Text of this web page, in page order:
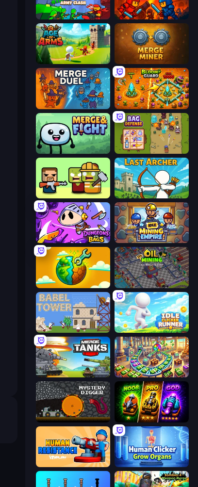
Epic Army Clash Throne Tactics
Age Of Arms Merge Miner
MergeDuel.io BloomGuard
Merge & Fight Bag Defense
Zombie Horde: Build & Survive Last Archer
Dungeons and Bags Idle Mining Empire
Land Explorers: Merge & Build Oil Mining 3D: Petrol Factory
Babel Tower Idle Clicker Runner
Merge Master Tanks: Tank Wars Money Factory: Tycoon Idle Game
Mystery Digger Merge Survival
Human Resistance Human Clicker: Grow Organs